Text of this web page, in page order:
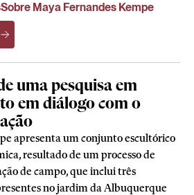
Sobre Maya Fernandes Kempe
uma pesquisa em
em diálogo com o
apresenta um conjunto escultórico
resultado de um processo de
de campo, que inclui três
no jardim da Albuquerque